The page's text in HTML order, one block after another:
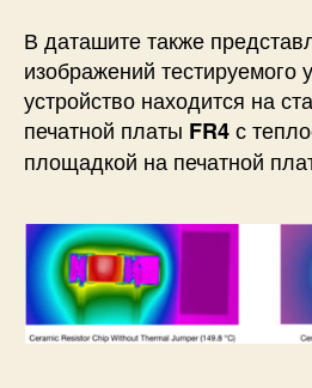
В даташите также
изображений тестируемого
устройство находится на
печатной платы FR4с
площадкой на печатной